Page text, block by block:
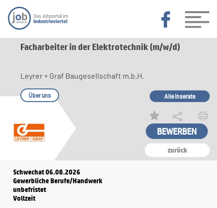
Facharbeiter in der Elektrotechnik (m/w/d)
zurück
Leyrer + Graf Baugesellschaft m.b.H.
Über uns Alle Inserate
Schwechat 06.08.2026
Gewerbliche Berufe/Handwerk
unbefristet
Vollzeit